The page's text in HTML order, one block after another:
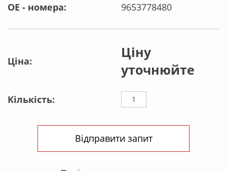
OE - номера: 9653778480
Ціна:
Ціну
уточнюйте
Кількість:
Відправити запит